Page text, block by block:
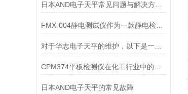
日本AND电子天平常见问题与解决方法详解
对于华志电子天平的维护，以下是一些建议和注意事项
日本AND电子天平的常见故障